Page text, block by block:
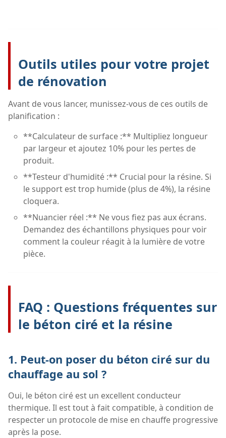
Outils utiles pour votre projet
de rénovation
Avant de vous lancer, munissez-vous de ces outils de
planification :
**Calculateur de surface :** Multipliez longueur
par largeur et ajoutez 10% pour les pertes de
produit.
**Testeur d'humidité :** Crucial pour la résine. Si
le support est trop humide (plus de 4%), la résine
cloquera.
**Nuancier réel :** Ne vous fiez pas aux écrans.
Demandez des échantillons physiques pour voir
comment la couleur réagit à la lumière de votre
pièce.
FAQ : Questions fréquentes sur
le béton ciré et la résine
1. Peut-on poser du béton ciré sur du
chauffage au sol ?
Oui, le béton ciré est un excellent conducteur
thermique. Il est tout à fait compatible, à condition de
respecter un protocole de mise en chauffe progressive
après la pose.